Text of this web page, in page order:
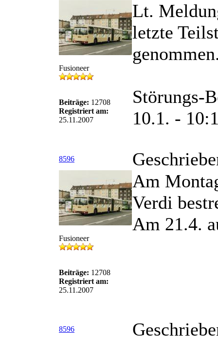
Fusioneer
Beiträge: 12708
Registriert am:
25.11.2007
Lt.
letzte
Störungs-
10.1. -
8596
Fusioneer
Beiträge: 12708
Registriert am:
25.11.2007
Am
Verdi
Am 21.4.
8596